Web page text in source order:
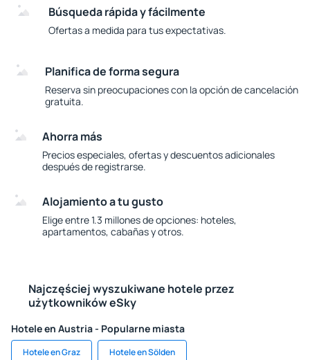
Búsqueda rápida y fácilmente
Ofertas a medida para tus expectativas.
Planifica de forma segura
Reserva sin preocupaciones con la opción de cancelación
gratuita.
Ahorra más
Precios especiales, ofertas y descuentos adicionales
después de registrarse.
Alojamiento a tu gusto
Elige entre 1.3 millones de opciones: hoteles,
apartamentos, cabañas y otros.
Najczęściej wyszukiwane hotele przez
użytkowników eSky
Hotele en Austria - Popularne miasta
Hotele en Graz Hotele en Sölden